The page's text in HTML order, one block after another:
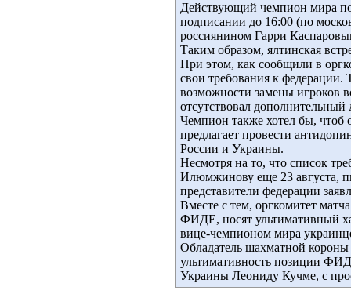
Действующий чемпион мира
подписании до 16:00 (по
россиянином Гарри
Таким образом, ялтинская
При этом, как сообщили в
свои требования к федерации.
возможности замены игроков
отсутствовал
Чемпион также хотел бы, чтоб
предлагает провести
России и Украины.
Несмотря на то, что список
Илюмжинову еще 23 августа,
представители федерации
Вместе с тем, оргкомитет
ФИДЕ, носят ультимативный
вице-чемпионом мира
Обладатель шахматной
ультимативность позиции
Украины Леониду Кучме, с